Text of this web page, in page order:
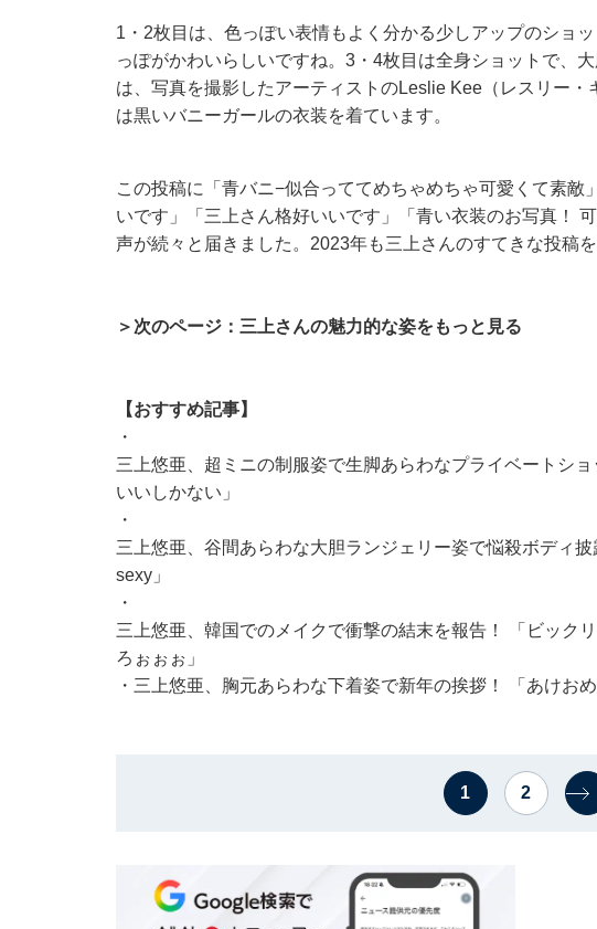
1・2枚目は、色っぽい表情もよく分かる少しアップのショ
っぽがかわいらしいですね。3・4枚目は全身ショットで、
は、写真を撮影したアーティストのLeslie Kee（レスリー
は黒いバニーガールの衣装を着ています。
この投稿に「青バニ−似合っててめちゃめちゃ可愛くて素敵
いです」「三上さん格好いいです」「青い衣装のお写真！
声が続々と届きました。2023年も三上さんのすてきな投稿
＞次のページ：三上さんの魅力的な姿をもっと見る
【おすすめ記事】
・
三上悠亜、超ミニの制服姿で生脚あらわなプライベートシ
いいしかない」
・
三上悠亜、谷間あらわな大胆ランジェリー姿で悩殺ボディ
sexy」
・
三上悠亜、韓国でのメイクで衝撃の結末を報告！ 「ビック
ろぉぉぉ」
・ 三上悠亜、胸元あらわな下着姿で新年の挨拶！ 「あけお
1 2